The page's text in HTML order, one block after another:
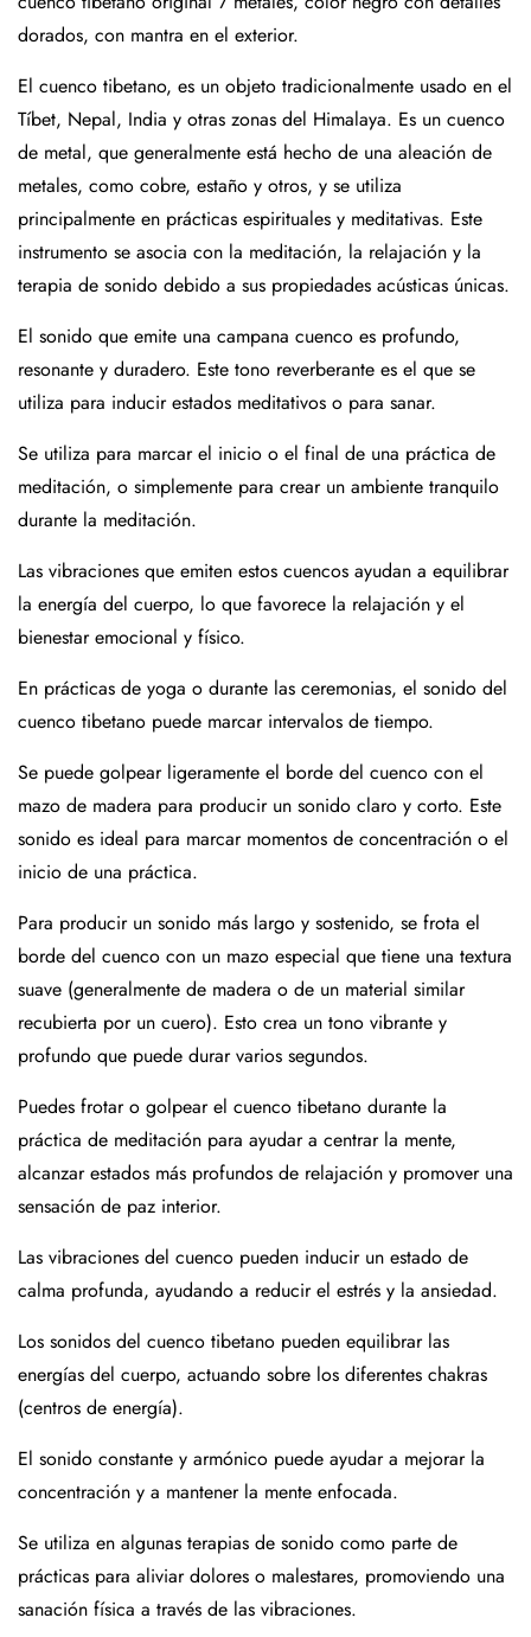
dorados, con mantra en el exterior.
El cuenco tibetano, es un objeto tradicionalmente usado en el
Tíbet, Nepal, India y otras zonas del Himalaya. Es un cuenco
de metal, que generalmente está hecho de una aleación de
metales, como cobre, estaño y otros, y se utiliza
principalmente en prácticas espirituales y meditativas. Este
instrumento se asocia con la meditación, la relajación y la
terapia de sonido debido a sus propiedades acústicas únicas.
El sonido que emite una campana cuenco es profundo,
resonante y duradero. Este tono reverberante es el que se
utiliza para inducir estados meditativos o para sanar.
Se utiliza para marcar el inicio o el final de una práctica de
meditación, o simplemente para crear un ambiente tranquilo
durante la meditación.
Las vibraciones que emiten estos cuencos ayudan a equilibrar
la energía del cuerpo, lo que favorece la relajación y el
bienestar emocional y físico.
En prácticas de yoga o durante las ceremonias, el sonido del
cuenco tibetano puede marcar intervalos de tiempo.
Se puede golpear ligeramente el borde del cuenco con el
mazo de madera para producir un sonido claro y corto. Este
sonido es ideal para marcar momentos de concentración o el
inicio de una práctica.
Para producir un sonido más largo y sostenido, se frota el
borde del cuenco con un mazo especial que tiene una textura
suave (generalmente de madera o de un material similar
recubierta por un cuero). Esto crea un tono vibrante y
profundo que puede durar varios segundos.
Puedes frotar o golpear el cuenco tibetano durante la
práctica de meditación para ayudar a centrar la mente,
alcanzar estados más profundos de relajación y promover una
sensación de paz interior.
Las vibraciones del cuenco pueden inducir un estado de
calma profunda, ayudando a reducir el estrés y la ansiedad.
Los sonidos del cuenco tibetano pueden equilibrar las
energías del cuerpo, actuando sobre los diferentes chakras
(centros de energía).
El sonido constante y armónico puede ayudar a mejorar la
concentración y a mantener la mente enfocada.
Se utiliza en algunas terapias de sonido como parte de
prácticas para aliviar dolores o malestares, promoviendo una
sanación física a través de las vibraciones.